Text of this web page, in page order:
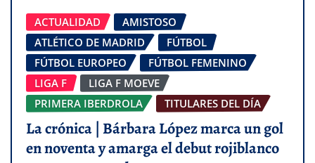
ACTUALIDAD
AMISTOSO
ATLÉTICO DE MADRID
FÚTBOL
FÚTBOL EUROPEO
FÚTBOL FEMENINO
LIGA F
LIGA F MOEVE
PRIMERA IBERDROLA
TITULARES DEL DÍA
La crónica | Bárbara López marca un gol
en noventa y amarga el debut rojiblanco